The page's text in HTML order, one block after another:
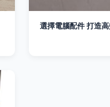
選擇電腦配件 打造